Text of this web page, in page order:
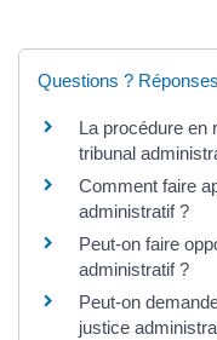
Questions ?
La procédure en
tribunal
Comment faire
administratif ?
Peut-on faire
administratif ?
Peut-on
justice